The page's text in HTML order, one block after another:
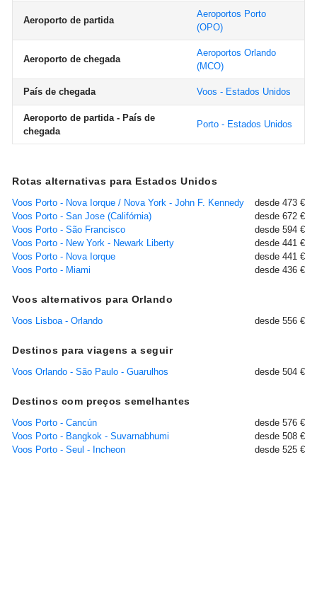
Aeroporto de partida
Aeroportos Porto
(OPO)
Aeroporto de chegada
Aeroportos Orlando
(MCO)
País de chegada Voos - Estados Unidos
Aeroporto de partida - País de
chegada
Porto - Estados Unidos
Rotas alternativas para Estados Unidos
Voos Porto - Nova Iorque / Nova York - John F. Kennedy
desde 473 €
Voos Porto - San Jose (Califórnia)
desde 672 €
Voos Porto - São Francisco
desde 594 €
Voos Porto - New York - Newark Liberty
desde 441 €
Voos Porto - Nova Iorque
desde 441 €
Voos Porto - Miami
desde 436 €
Voos alternativos para Orlando
Voos Lisboa - Orlando desde 556 €
Destinos para viagens a seguir
Voos Orlando - São Paulo - Guarulhos desde 504 €
Destinos com preços semelhantes
Voos Porto - Cancún
desde 576 €
Voos Porto - Bangkok - Suvarnabhumi
desde 508 €
Voos Porto - Seul - Incheon
desde 525 €